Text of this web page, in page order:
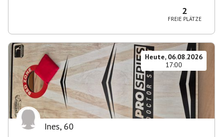
2
FREIE PLÄTZE
Heute, 06.08.2026
17:00
Ines, 60